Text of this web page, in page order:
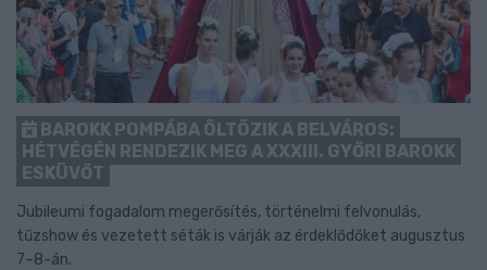
BAROKK POMPÁBA ÖLTÖZIK A BELVÁROS:
HÉTVÉGÉN RENDEZIK MEG A XXXIII. GYŐRI BAROKK
ESKÜVŐT
Jubileumi fogadalom megerősítés, történelmi felvonulás,
tűzshow és vezetett séták is várják az érdeklődőket augusztus
7–8-án.